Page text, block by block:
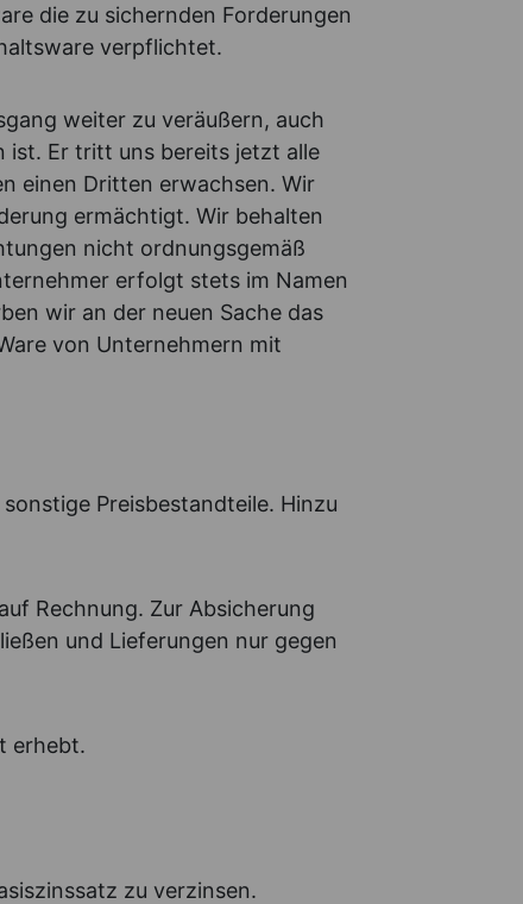
die zu sichernden Forderungen
verpflichtet.
weiter zu veräußern, auch
ist. Er tritt uns bereits jetzt alle
einen Dritten erwachsen. Wir
ermächtigt. Wir behalten
nicht ordnungsgemäß
erfolgt stets im Namen
wir an der neuen Sache das
von Unternehmern mit
Preisbestandteile. Hinzu
Rechnung. Zur Absicherung
und Lieferungen nur gegen
erhebt.
zu verzinsen.